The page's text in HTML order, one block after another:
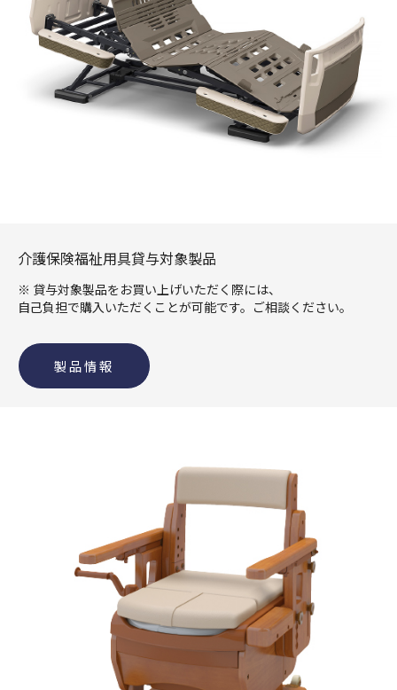
介護保険福祉用具貸与対象製品
※ 貸与対象製品をお買い上げいただく際には、
自己負担で購入いただくことが可能です。ご相談ください。
製品情報